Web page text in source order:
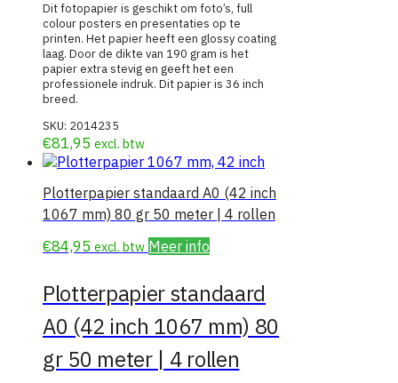
Dit fotopapier is geschikt om foto’s, full
colour posters en presentaties op te
printen. Het papier heeft een glossy coating
laag. Door de dikte van 190 gram is het
papier extra stevig en geeft het een
professionele indruk. Dit papier is 36 inch
breed.
SKU: 2014235
€81,95 excl. btw
Plotterpapier standaard A0 (42 inch
1067 mm) 80 gr 50 meter | 4 rollen
€84,95 excl. btw Meer info
Plotterpapier standaard
A0 (42 inch 1067 mm) 80
gr 50 meter | 4 rollen